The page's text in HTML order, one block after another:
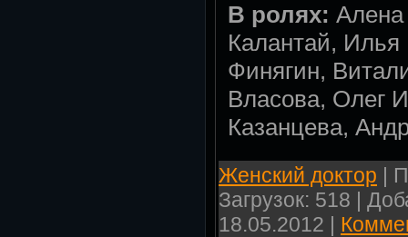
В ролях: Алена
Калантай,
Финягин,
Власова, Олег
Казанцева,
Женский доктор |
Загрузок: 518 |
18.05.2012 |